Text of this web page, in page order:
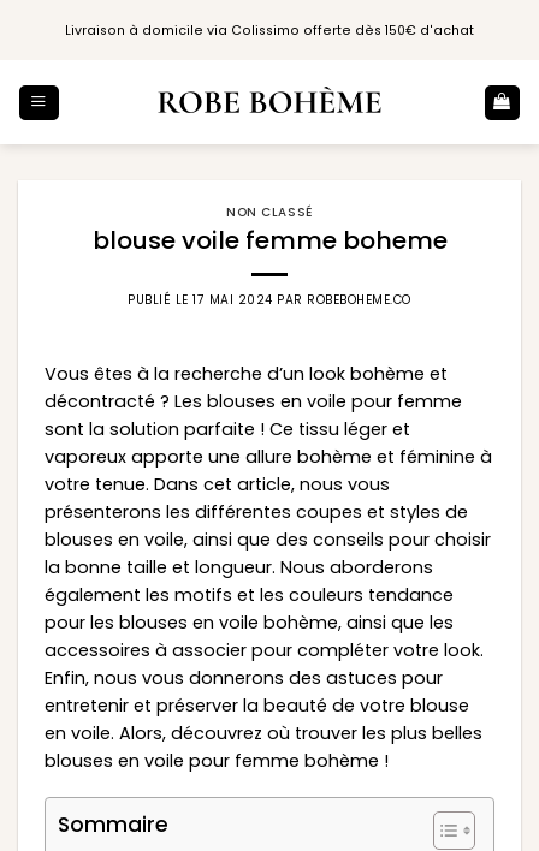
Livraison à domicile via Colissimo offerte dès 150€ d'achat
NON CLASSÉ
blouse voile femme boheme
PUBLIÉ LE17 MAI 2024 PAR ROBEBOHEME.CO
Vous êtes à la recherche d’un look bohème et
décontracté ? Les blouses en voile pour femme
sont la solution parfaite ! Ce tissu léger et
vaporeux apporte une allure bohème et féminine à
votre tenue. Dans cet article, nous vous
présenterons les différentes coupes et styles de
blouses en voile, ainsi que des conseils pour choisir
la bonne taille et longueur. Nous aborderons
également les motifs et les couleurs tendance
pour les blouses en voile bohème, ainsi que les
accessoires à associer pour compléter votre look.
Enfin, nous vous donnerons des astuces pour
entretenir et préserver la beauté de votre blouse
en voile. Alors, découvrez où trouver les plus belles
blouses en voile pour femme bohème !
Sommaire